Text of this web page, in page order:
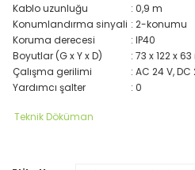
Kablo uzunluğu
: 0,9 m
Konumlandırma sinyali : 2-konumu
Koruma derecesi
: IP40
Boyutlar (G x Y x D)
: 73 x 122 x
Çalışma gerilimi
: AC 24 V, DC
Yardımcı şalter
: 0
Teknik Döküman